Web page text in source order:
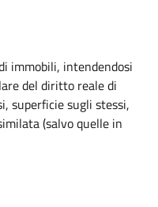
immobili, intendendosi
del diritto reale di
superficie sugli stessi,
(salvo quelle in